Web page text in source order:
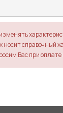
справочный
Вас при